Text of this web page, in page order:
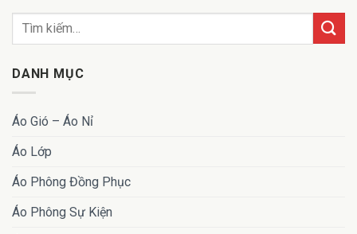
DANH MỤC
Áo Gió – Áo Nỉ
Áo Lớp
Áo Phông Đồng Phục
Áo Phông Sự Kiện